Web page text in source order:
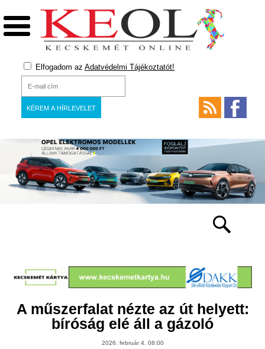
Elfogadom az Adatvédelmi Tájékoztatót!
A műszerfalat nézte az út helyett:
bíróság elé áll a gázoló
2026. február 4. 08:00